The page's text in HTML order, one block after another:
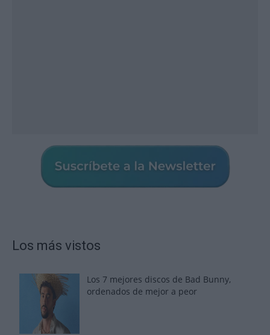
Los más vistos
Los 7 mejores discos de Bad Bunny,
ordenados de mejor a peor